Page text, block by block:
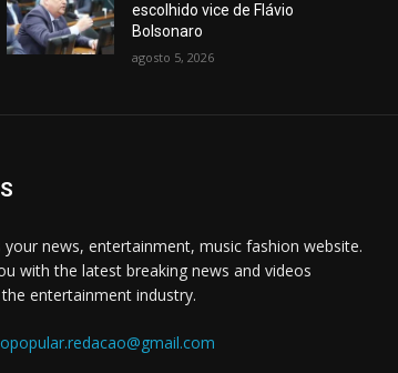
escolhido vice de Flávio
Bolsonaro
agosto 5, 2026
your news, entertainment, music fashion website.
with the latest breaking news and videos
entertainment industry.